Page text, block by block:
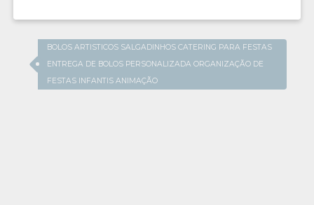
BOLOS ARTISTICOS SALGADINHOS CATERING PARA FESTAS
ENTREGA DE BOLOS PERSONALIZADA ORGANIZAÇÃO DE
FESTAS INFANTIS ANIMAÇÃO